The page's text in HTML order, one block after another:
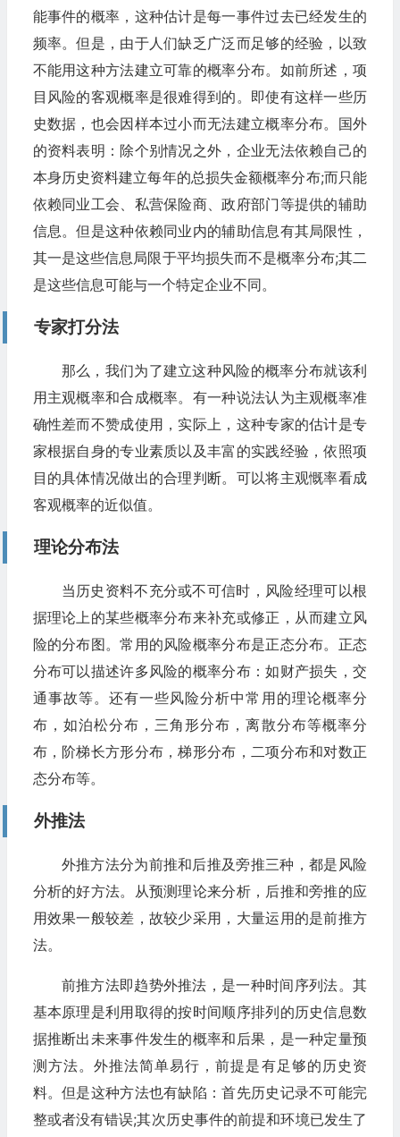
能事件的概率，这种估计是每一事件过去已经发生的
频率。但是，由于人们缺乏广泛而足够的经验，以致
不能用这种方法建立可靠的概率分布。如前所述，项
目风险的客观概率是很难得到的。即使有这样一些历
史数据，也会因样本过小而无法建立概率分布。国外
的资料表明：除个别情况之外，企业无法依赖自己的
本身历史资料建立每年的总损失金额概率分布;而只能
依赖同业工会、私营保险商、政府部门等提供的辅助
信息。但是这种依赖同业内的辅助信息有其局限性，
其一是这些信息局限于平均损失而不是概率分布;其二
是这些信息可能与一个特定企业不同。
专家打分法
那么，我们为了建立这种风险的概率分布就该利
用主观概率和合成概率。有一种说法认为主观概率准
确性差而不赞成使用，实际上，这种专家的估计是专
家根据自身的专业素质以及丰富的实践经验，依照项
目的具体情况做出的合理判断。可以将主观慨率看成
客观概率的近似值。
理论分布法
当历史资料不充分或不可信时，风险经理可以根
据理论上的某些概率分布来补充或修正，从而建立风
险的分布图。常用的风险概率分布是正态分布。正态
分布可以描述许多风险的概率分布：如财产损失，交
通事故等。还有一些风险分析中常用的理论概率分
布，如泊松分布，三角形分布，离散分布等概率分
布，阶梯长方形分布，梯形分布，二项分布和对数正
态分布等。
外推法
外推方法分为前推和后推及旁推三种，都是风险
分析的好方法。从预测理论来分析，后推和旁推的应
用效果一般较差，故较少采用，大量运用的是前推方
法。
前推方法即趋势外推法，是一种时间序列法。其
基本原理是利用取得的按时间顺序排列的历史信息数
据推断出未来事件发生的概率和后果，是一种定量预
测方法。外推法简单易行，前提是有足够的历史资
料。但是这种方法也有缺陷：首先历史记录不可能完
整或者没有错误;其次历史事件的前提和环境已发生了